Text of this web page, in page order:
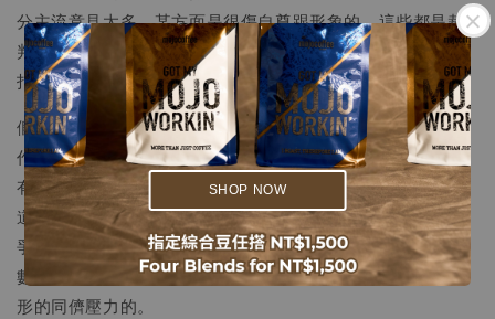
.
.
SHOP NOW
分主流意見太多，某方面是很傷自尊跟形象的。這些都是裁
判杯測桌上，落分之前會去思考的。分數打得太偏離，分數
打得太接近，其實都會影響到相關係數的呈現。
假如裁判把這些都思考過了，還要加上十足運氣。這款你想
作弊的咖啡，還要一路從初賽殺到決賽….幹，這時候，真的
有殺進去的話，也絕對不會是作弊者的功勞。因為你現在知
道：不只繳交作品之間有競爭，連裁判間也是有一種內部競
爭（或者是一種心理上的好勝心，畢竟沒人希望變成相關係
數太爛、然後下次被除名邀請的那位）。裁判也是有一種無
形的同儕壓力的。